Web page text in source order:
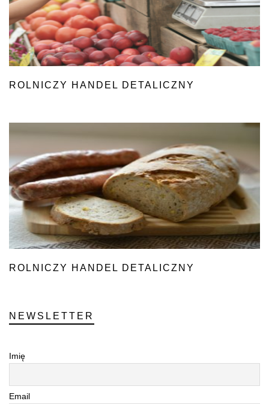
ROLNICZY HANDEL DETALICZNY
ROLNICZY HANDEL DETALICZNY
NEWSLETTER
Imię
Email